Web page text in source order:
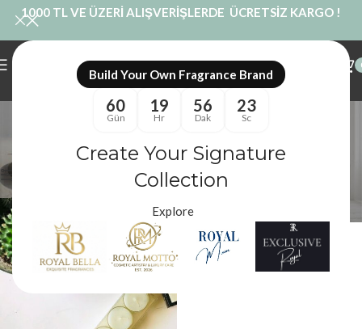
Build Your Own Fragrance Brand
60
Gün
19
Hr
56
Dak
23
Sc
Create Your Signature
Collection
Explore
1000 TL VE ÜZERİ ALIŞVERİŞLERDE ÜCRETSİZ KARGO !
Çiçeksi Esanslı Mum
Royal Mum
Ürünler “Çiçeksi Esanslı Mum” olarak etiketlendi